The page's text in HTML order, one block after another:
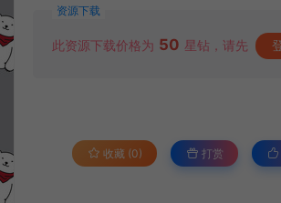
资源下载
此资源下载价格为 50 星钻，请先
收藏 (0) 打赏